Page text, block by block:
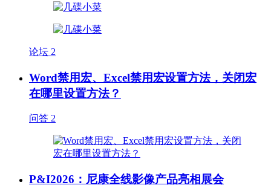
论坛 2
Word禁用宏、Excel禁用宏设置方法，关闭宏
在哪里设置方法？
问答 2
P&I2026：尼康全线影像产品亮相展会